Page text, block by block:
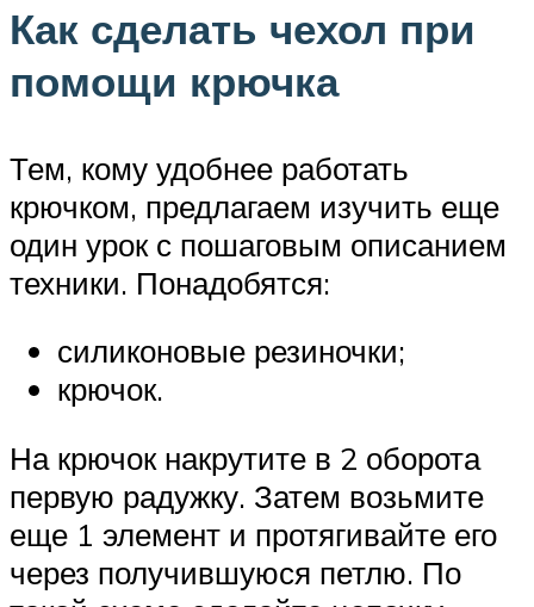
Как сделать чехол при
помощи крючка
Тем, кому удобнее работать
крючком, предлагаем изучить еще
один урок с пошаговым описанием
техники. Понадобятся:
силиконовые резиночки;
крючок.
На крючок накрутите в 2 оборота
первую радужку. Затем возьмите
еще 1 элемент и протягивайте его
через получившуюся петлю. По